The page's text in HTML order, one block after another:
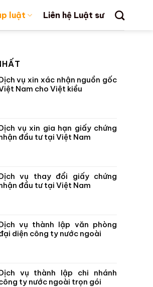
luật Liên hệ Luật sư
vụ xin xác nhận nguồn gốc
Nam cho Việt kiều
vụ xin gia hạn giấy chứng
đầu tư tại Việt Nam
vụ thay đổi giấy chứng
đầu tư tại Việt Nam
vụ thành lập văn phòng
diện công ty nước ngoài
vụ thành lập chi nhánh
ty nước ngoài trọn gói